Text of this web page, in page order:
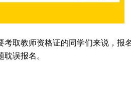
取教师资格证的同学们来说，报
误报名。